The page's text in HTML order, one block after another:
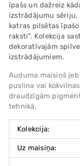
īpašs un dažreiz
izstrādājumu
katras pilsētas
raksti". Kolekcija
dekoratīvajām
izstrādājumiem.
Auduma maisiņš
puslina vai
draudzīgām
tehnikā.
Kolekcija:
Uz maisiņa: